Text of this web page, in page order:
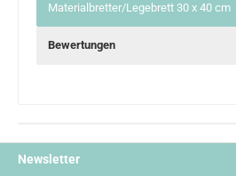
Materialbretter/Legebrett 30 x 40 cm
Bewertungen
Newsletter